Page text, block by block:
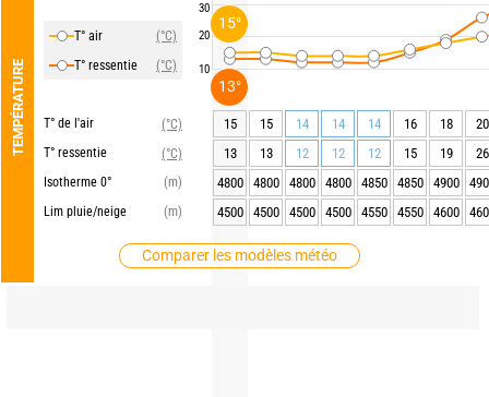
TEMPÉRATURE
T° air
(°C)
T° ressentie
(°C)
T° de l'air
(°C)
T° ressentie
(°C)
Isotherme 0°
(m)
Lim pluie/neige
(m)
Comparer les modèles météo
30
20
10
15 15 14 14 14 16 18
20
13
13 12 12 12 15 19
26
4800
4800 4800 4800 4850 4850 4900
4500
4500 4500 4500 4550 4550 4600
15°
13°